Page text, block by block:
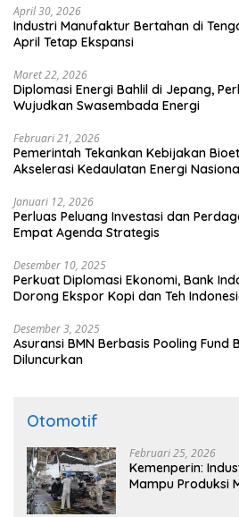
April 30, 2026
Industri Manufaktur Bertahan di
April Tetap Ekspansi
Maret 22, 2026
Diplomasi Energi Bahlil di Jepang,
Wujudkan Swasembada Energi
Februari 21, 2026
Pemerintah Tekankan Kebijakan
Akselerasi Kedaulatan Energi
Januari 12, 2026
Perluas Peluang Investasi dan
Empat Agenda Strategis
Desember 10, 2025
Perkuat Diplomasi Ekonomi, Bank
Dorong Ekspor Kopi dan Teh
Desember 3, 2025
Asuransi BMN Berbasis Pooling Fund
Diluncurkan
Otomotif
Februari 25, 2026
Kemenperin:
Mampu Produksi